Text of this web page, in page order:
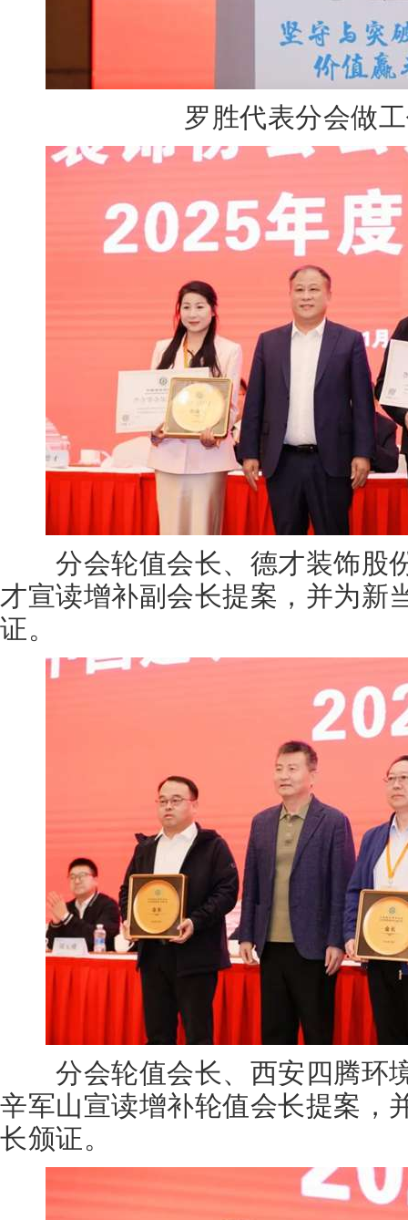
罗胜代表分会做
分会轮值会长、德才装饰股
才宣读增补副会长提案，并为新
证。
分会轮值会长、西安四腾环
辛军山宣读增补轮值会长提案，
长颁证。